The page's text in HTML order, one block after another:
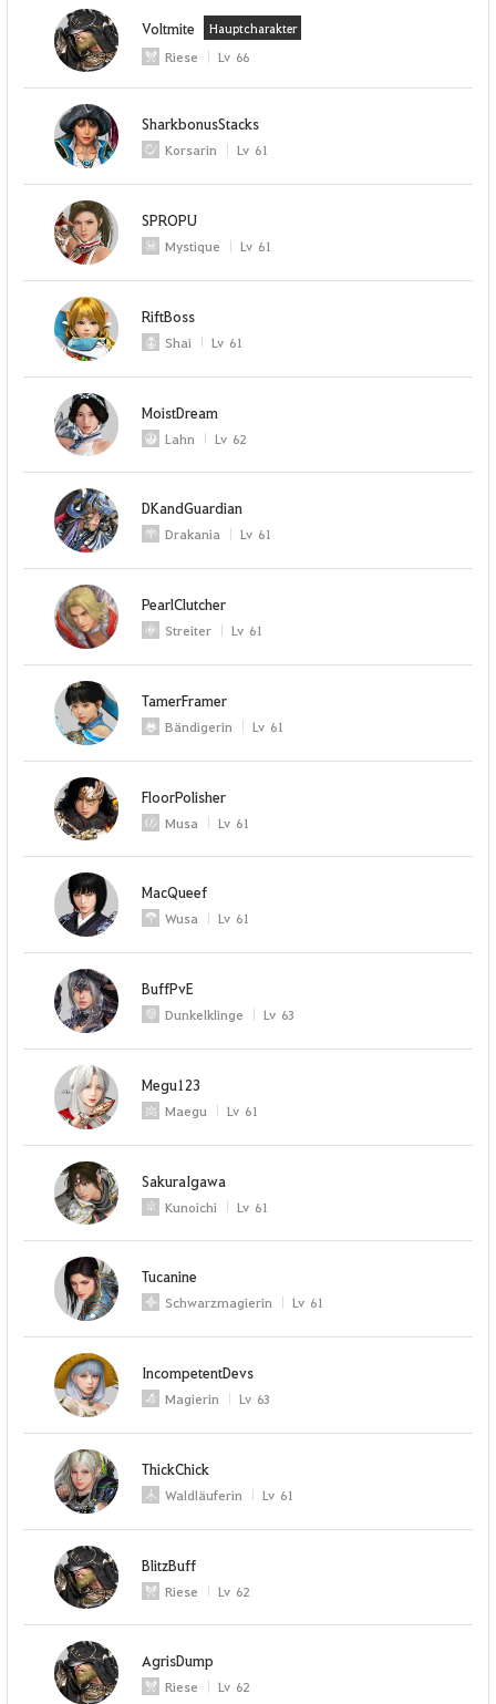
Voltmite Hauptcharakter
Riese Lv 66
SharkbonusStacks
Korsarin Lv 61
SPROPU
Mystique Lv 61
RiftBoss
Shai Lv 61
MoistDream
Lahn Lv 62
DKandGuardian
Drakania Lv 61
PearlClutcher
Streiter Lv 61
TamerFramer
Bändigerin Lv 61
FloorPolisher
Musa Lv 61
MacQueef
Wusa Lv 61
BuffPvE
Dunkelklinge Lv 63
Megu123
Maegu Lv 61
SakuraIgawa
Kunoichi Lv 61
Tucanine
Schwarzmagierin Lv 61
IncompetentDevs
Magierin Lv 63
ThickChick
Waldläuferin Lv 61
BlitzBuff
Riese Lv 62
AgrisDump
Riese Lv 62